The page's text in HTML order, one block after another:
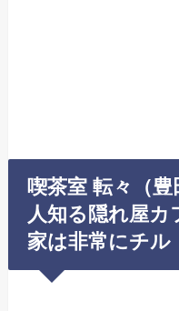
喫茶室 転々（
人知る隠れ屋カ
家は非常にチル